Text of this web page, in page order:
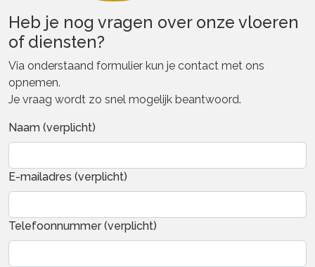
Heb je nog vragen over onze vloeren
of diensten?
Via onderstaand formulier kun je contact met ons
opnemen.
Je vraag wordt zo snel mogelijk beantwoord.
Naam (verplicht)
E-mailadres (verplicht)
Telefoonnummer (verplicht)